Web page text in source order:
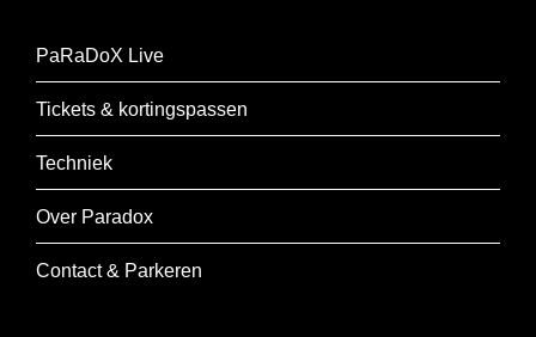
PaRaDoX Live
Tickets & kortingspassen
Techniek
Over Paradox
Contact & Parkeren